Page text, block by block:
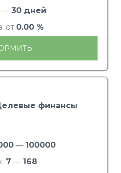
— 30 дней
от 0.00 %
финансы
— 100000
7 — 168